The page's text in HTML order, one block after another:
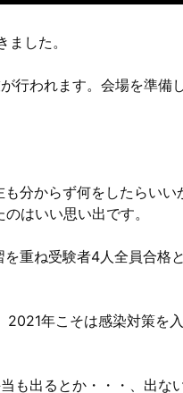
した。
行われます。会場を準備
分からず何をしたらい
はいい思い出です。
重ね受験者4人全員合格
年こそは感染対策を
も出るとか・・・、出な